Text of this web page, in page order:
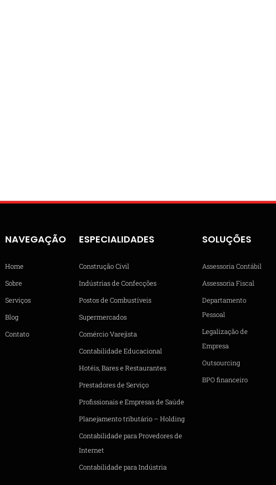
NAVEGAÇÃO
Home
Sobre
Serviços
Blog
Contato
ESPECIALIDADES
Construção Civil
Indústrias de Confecções
Postos de Combustíveis
Supermercados
Comércio Varejista
Contabilidade Educacional
Hotéis, Bares e Restaurantes
Prestadores de Serviço
Profissionais e Empresas de Saúde
Planejamento tributário – Holding
Contabilidade para Provedores de
Internet
Contabilidade para Indústria
SOLUÇÕES
Assessoria Contábil
Assessoria Fiscal
Departamento
Pessoal
Legalização de
Empresa
Outsourcing
BPO financeiro